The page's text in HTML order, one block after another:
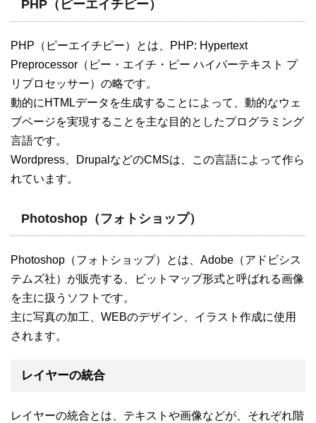
PHP（ピーエイチピー）
PHP（ピーエイチピー）とは、PHP: Hypertext
Preprocessor（ピー・エイチ・ピー ハイパーテキスト プ
リプロセッサー）の略です。
動的にHTMLデータを生成することによって、動的なウェ
ブページを実現することを主な目的としたプログラミング
言語です。
Wordpress、DrupalなどのCMSは、この言語によって作ら
れています。
Photoshop（フォトショップ）
Photoshop（フォトショップ）とは、Adobe（アドビシス
テムズ社）が販売する、ビットマップ形式と呼ばれる画像
を主に扱うソフトです。
主に写真の加工、WEBのデザイン、イラスト作成に使用
されます。
レイヤーの統合
レイヤーの統合とは、テキストや画像などが、それぞれ階